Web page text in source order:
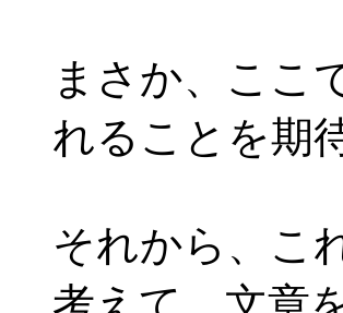
まさか、ここ
れることを期
それから、こ